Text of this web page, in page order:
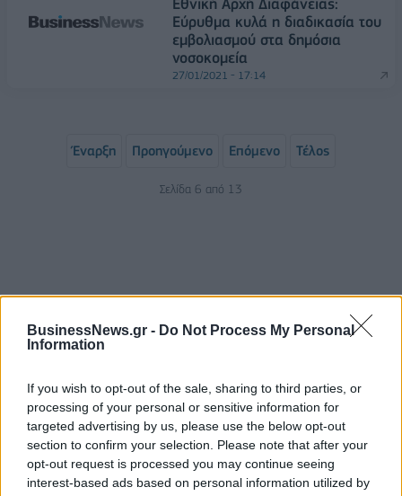
BusinessNews.gr - Do Not Process My Personal
Information
If you wish to opt-out of the sale, sharing to third parties, or
processing of your personal or sensitive information for
targeted advertising by us, please use the below opt-out
section to confirm your selection. Please note that after your
opt-out request is processed you may continue seeing
interest-based ads based on personal information utilized by
Εύρυθμα κυλά η διαδικασία του
εμβολιασμού στα δημόσια
νοσοκομεία
27/01/2021 - 17:14
Έναρξη Προηγούμενο Επόμενο Τέλος
Σελίδα 6 από 13
ΡΟΗ ΕΙΔΗΣΕΩΝ
Πειραιάς: Κορυφώνεται η έξοδος των αδειούχων
του Αυγούστου